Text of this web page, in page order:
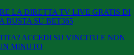
LA DIRETTA TV LIVE GRATIS DI
BUSTA SU BET365
ACCEDI SU VINCITU E NON
MINUTO